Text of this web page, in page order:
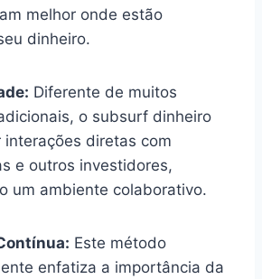
melhor onde estão
dinheiro.
Diferente de muitos
o subsurf dinheiro
interações diretas com
e outros investidores,
um ambiente colaborativo.
Este método
enfatiza a importância da